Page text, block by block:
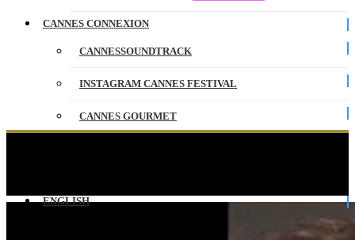
CANNES CONNEXION
CANNESSOUNDTRACK
INSTAGRAM CANNES FESTIVAL
CANNES GOURMET
ENGLISH